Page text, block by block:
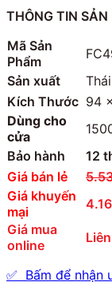
THÔNG TIN SẢN
Mã Sản
Phẩm
Sản xuất
Kích Thước 94
Dùng cho
cửa
Bảo hành
12
Giá bán lẻ
Giá khuyến
mại
Giá mua
online
✅ Bấm để nhận